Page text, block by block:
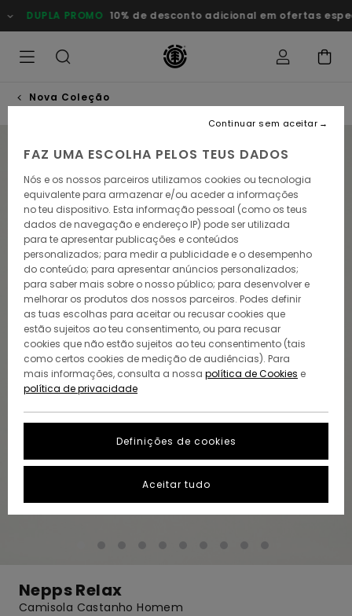
para
a
DUPLA PROMO 10% de desconto adicional em ofertas
Nova Coleção
Nepps Relax
Camisola Castanho Homem
FAZ UMA ESCOLHA PELOS TEUS DADOS
Nós e os nossos parceiros utilizamos cookies ou tecnologia
equivalente para armazenar e/ou aceder a informações
no teu dispositivo. Esta informação pessoal (como os teus
dados de navegação e endereço IP) pode ser utilizada
para te apresentar publicações e conteúdos
personalizados; para medir a publicidade e o desempenho
do conteúdo; para apresentar anúncios personalizados;
para saber mais sobre o nosso público; para desenvolver e
melhorar os produtos dos nossos parceiros. Podes definir
as tuas escolhas para aceitar ou recusar cookies que
estão sujeitos ao teu consentimento, ou para recusar
cookies que não estão sujeitos ao teu consentimento (tais
como certos cookies de medição de audiências). Para
mais informações, consulta a nossa política de Cookies e
política de privacidade
Definições de cookies
Continuar sem aceitar
Aceitar tudo